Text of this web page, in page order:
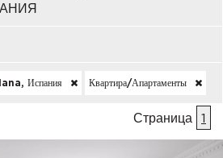
Испания Квартира/апартаменты
Страница 1